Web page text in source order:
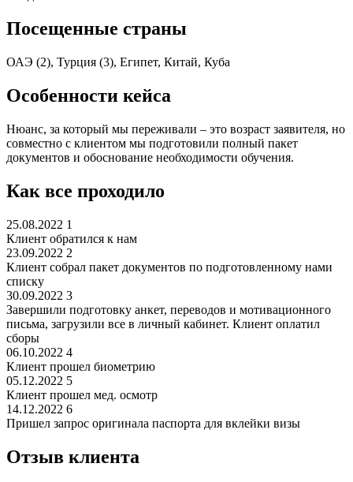
Посещенные страны
ОАЭ (2), Турция (3), Египет, Китай, Куба
Особенности кейса
Нюанс, за который мы переживали – это возраст заявителя, но
совместно с клиентом мы подготовили полный пакет
документов и обоснование необходимости обучения.
Как все проходило
25.08.2022 1
Клиент обратился к нам
23.09.2022 2
Клиент собрал пакет документов по подготовленному нами
списку
30.09.2022 3
Завершили подготовку анкет, переводов и мотивационного
письма, загрузили все в личный кабинет. Клиент оплатил
сборы
06.10.2022 4
Клиент прошел биометрию
05.12.2022 5
Клиент прошел мед. осмотр
14.12.2022 6
Пришел запрос оригинала паспорта для вклейки визы
Отзыв клиента